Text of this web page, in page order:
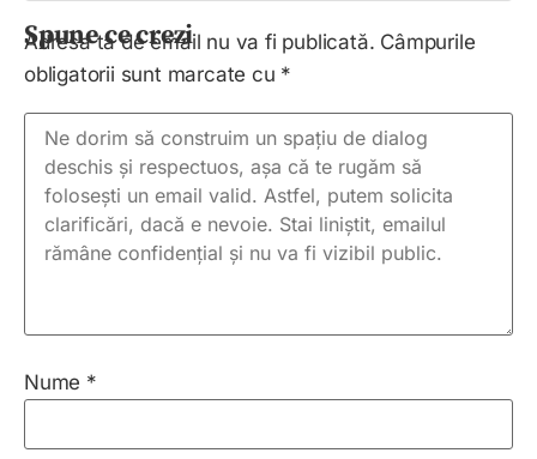
Spune ce crezi
Adresa ta de email nu va fi publicată. Câmpurile
obligatorii sunt marcate cu *
Nume *